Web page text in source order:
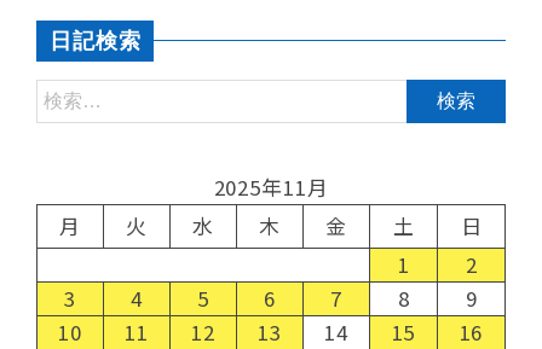
日記検索
2025年11月
月
火 水 木 金 土
日
1
2
3
4 5 6 7 8
9
10
11 12 13 14 15
16